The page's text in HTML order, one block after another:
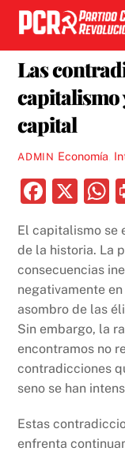
Skip
content
Las
capitalismo
capital
ADMIN Economía
F
c
e
b
o
o
k
X
s
p
p
El capitalismo se
de la historia. La
consecuencias
negativamente
asombro de las
Sin embargo, la
encontramos no
contradicciones
seno se han
Estas
enfrenta